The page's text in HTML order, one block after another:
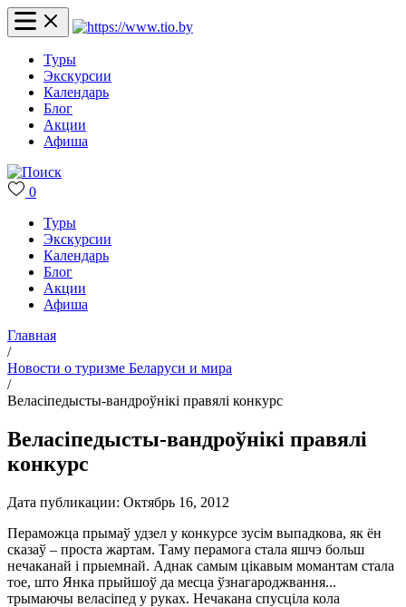
Туры
Экскурсии
Календарь
Блог
Акции
Афиша
0
Туры
Экскурсии
Календарь
Блог
Акции
Афиша
Главная
/
Новости о туризме Беларуси и мира
/
Веласіпедысты-вандроўнікі правялі конкурс
Веласіпедысты-вандроўнікі правялі
конкурс
Дата публикации: Октябрь 16, 2012
Пераможца прымаў удзел у конкурсе зусім выпадкова, як ён
сказаў – проста жартам. Таму перамога стала яшчэ больш
нечаканай і прыемнай. Аднак самым цікавым момантам стала
тое, што Янка прыйшоў да месца ўзнагароджвання...
трымаючы веласіпед у руках. Нечакана спусціла кола